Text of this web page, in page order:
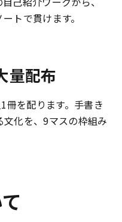
トで貫けます。
量配布
冊を配ります。手書き
化を、9マスの枠組み